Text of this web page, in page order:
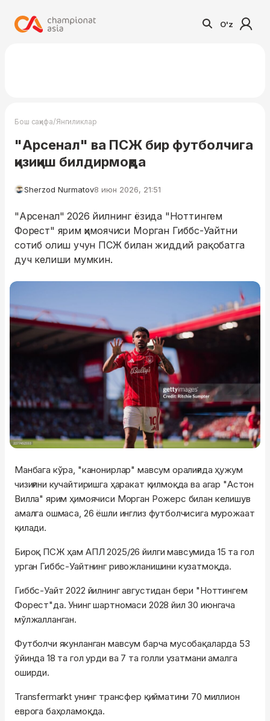
O'z
Бош саҳифа/Янгиликлар
"Арсенал" ва ПСЖ бир футболчига
қизиқиш билдирмоқда
Sherzod Nurmatov8 июн 2026, 21:51
"Арсенал" 2026 йилнинг ёзида "Ноттингем
Форест" ярим ҳимоячиси Морган Гиббс-Уайтни
сотиб олиш учун ПСЖ билан жиддий рақобатга
дуч келиши мумкин.
Манбага кўра, "канонирлар" мавсум оралиғида ҳужум
чизиғини кучайтиришга ҳаракат қилмоқда ва агар "Астон
Вилла" ярим ҳимоячиси Морган Рожерс билан келишув
амалга ошмаса, 26 ёшли инглиз футболчисига мурожаат
қилади.
Бироқ ПСЖ ҳам АПЛ 2025/26 йилги мавсумида 15 та гол
урган Гиббс-Уайтнинг ривожланишини кузатмоқда.
Гиббс-Уайт 2022 йилнинг августидан бери "Ноттингем
Форест"да. Унинг шартномаси 2028 йил 30 июнгача
мўлжалланган.
Футболчи якунланган мавсум барча мусобақаларда 53
ўйинда 18 та гол урди ва 7 та голли узатмани амалга
оширди.
Transfermarkt унинг трансфер қийматини 70 миллион
еврога баҳоламоқда.